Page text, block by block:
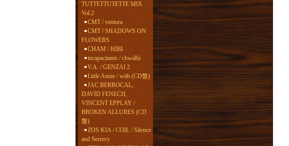
TUTTETTUTETTE MIX
Vol.2
CMT / ventura
CMT / SHADOWS ON
FLOWERS
CHAM / HIBI
incapacitants / chwalfa
V.A. / GENZAI 2
Little Annie / with (CD盤)
JAC BERROCAL,
DAVID FENECH,
VINCENT EPPLAY /
BROKEN ALLURES (CD
盤)
ZOS KIA / COIL / Silence
and Secrecy